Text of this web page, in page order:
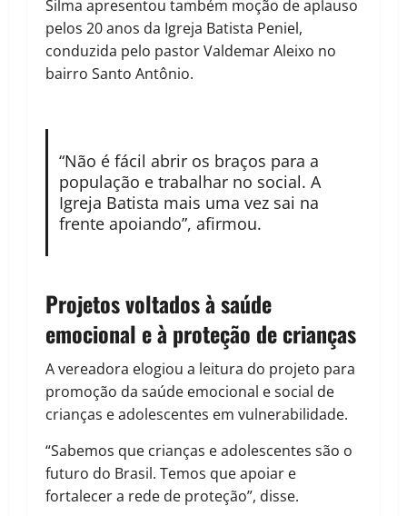
Silma apresentou também moção de aplauso
pelos 20 anos da Igreja Batista Peniel,
conduzida pelo pastor Valdemar Aleixo no
bairro Santo Antônio.
“Não é fácil abrir os braços para a
população e trabalhar no social. A
Igreja Batista mais uma vez sai na
frente apoiando”, afirmou.
Projetos voltados à saúde
emocional e à proteção de crianças
A vereadora elogiou a leitura do projeto para
promoção da saúde emocional e social de
crianças e adolescentes em vulnerabilidade.
“Sabemos que crianças e adolescentes são o
futuro do Brasil. Temos que apoiar e
fortalecer a rede de proteção”, disse.